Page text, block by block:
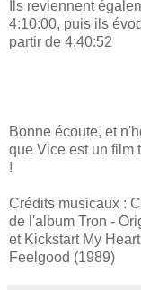
Ils reviennent
4:10:00, puis ils
partir de 4:40:52
Bonne écoute, et
que Vice est un film
!
Crédits musicaux :
de l'album Tron -
et Kickstart My
Feelgood (1989)